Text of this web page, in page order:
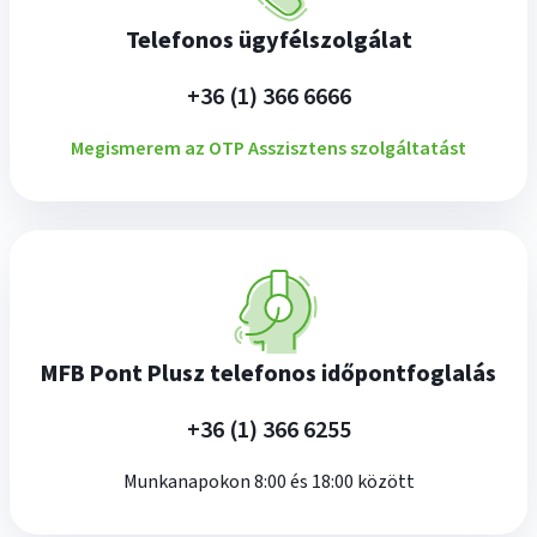
Telefonos ügyfélszolgálat
plusz
+36 (1) 366 6666
Megismerem az OTP Asszisztens szolgáltatást
MFB Pont Plusz telefonos időpontfoglalás
plusz
+36 (1) 366 6255
Munkanapokon 8:00 és 18:00 között